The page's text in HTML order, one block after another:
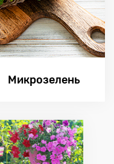
Микрозелень